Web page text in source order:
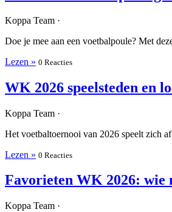
Koppa Team ·
Doe je mee aan een voetbalpoule? Met
Lezen » 0 Reacties
WK 2026 speelsteden en
Koppa Team ·
Het voetbaltoernooi van 2026 speelt zich
Lezen » 0 Reacties
Favorieten WK 2026: wie
Koppa Team ·